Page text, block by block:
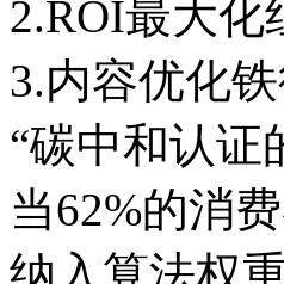
2.ROI最大化
3.内容优化铁
“碳中和认证
当62%的消
纳入算法权